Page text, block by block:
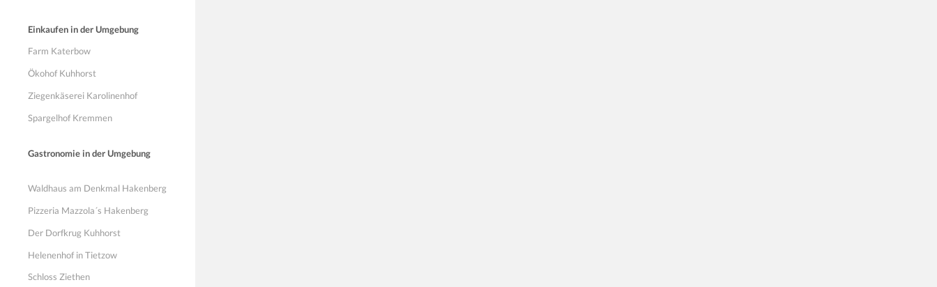
Einkaufen in der Umgebung
Farm Katerbow
Ökohof Kuhhorst
Ziegenkäserei Karolinenhof
Spargelhof Kremmen
Gastronomie in der Umgebung
Waldhaus am Denkmal Hakenberg
Pizzeria Mazzola´s Hakenberg
Der Dorfkrug Kuhhorst
Helenenhof in Tietzow
Schloss Ziethen